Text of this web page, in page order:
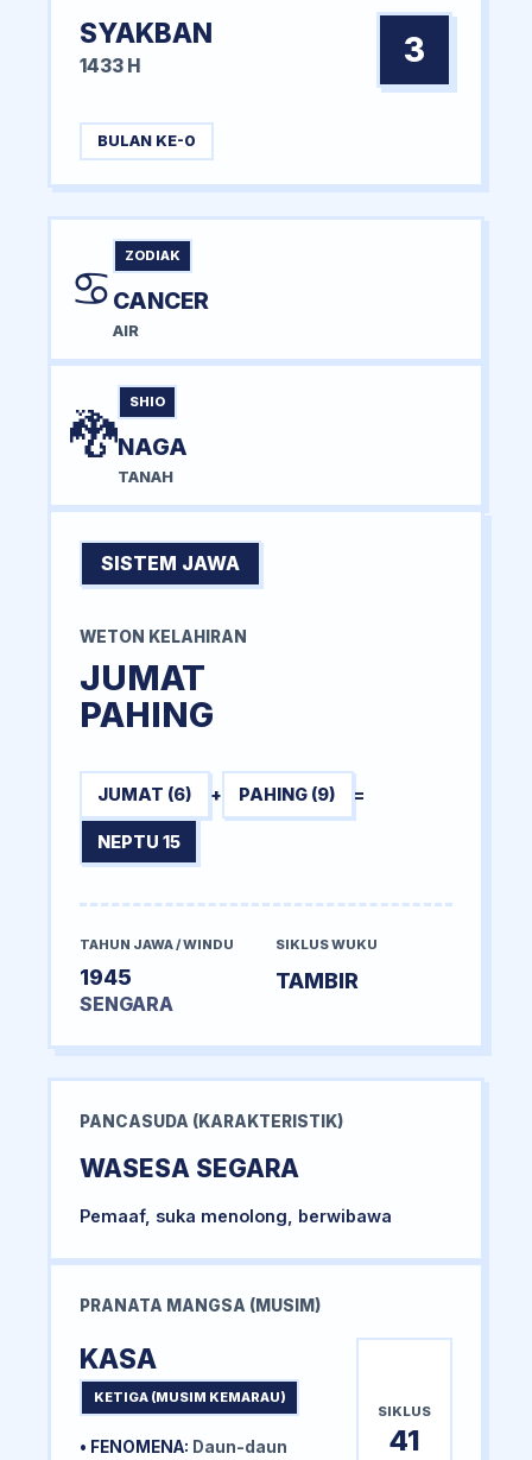
SYAKBAN
1433 H 3
BULAN KE-0
♋
ZODIAK
CANCER
AIR
🐉
SHIO
NAGA
TANAH
SISTEM JAWA
WETON KELAHIRAN
JUMAT
PAHING
JUMAT (6) + PAHING (9) =
NEPTU 15
TAHUN JAWA / WINDU
1945
SENGARA
SIKLUS WUKU
TAMBIR
PANCASUDA (KARAKTERISTIK)
WASESA SEGARA
Pemaaf, suka menolong, berwibawa
PRANATA MANGSA (MUSIM)
KASA
KETIGA (MUSIM KEMARAU)
• FENOMENA: Daun-daun
SIKLUS
41